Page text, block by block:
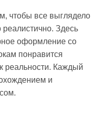
чтобы все выглядело
Здесь
оформление со
понравится
реальности. Каждый
и